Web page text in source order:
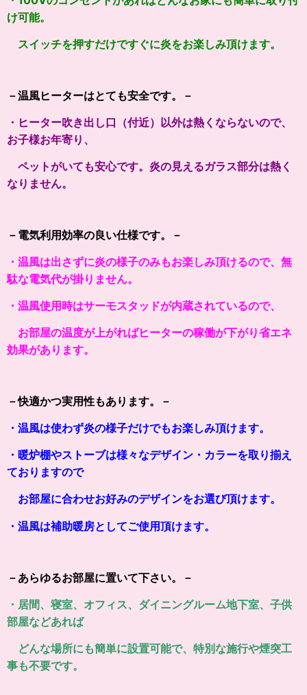
け可能。
スイッチを押すだけですぐに炎をお楽しみ頂けます。
－温風ヒーターはとても安全です。－
・ヒーター吹き出し口（付近）以外は熱くならないので、
お子様お年寄り、
ペットがいても安心です。炎の見えるガラス部分は熱く
なりません。
－電気利用効率の良い仕様です。－
・温風は出さずに炎の様子のみもお楽しみ頂けるので、無
駄な電気代が掛りません。
・温風使用時はサーモスタッドが内蔵されているので、
お部屋の温度が上がればヒーターの稼働が下がり省エネ
効果があります。
－快適かつ実用性もあります。－
・温風は使わず炎の様子だけでもお楽しみ頂けます。
・暖炉棚やストーブは様々なデザイン・カラーを取り揃え
ておりますので
お部屋に合わせお好みのデザインをお選び頂けます。
・温風は補助暖房としてご使用頂けます。
－あらゆるお部屋に置いて下さい。－
・居間、寝室、オフィス、ダイニングルーム地下室、子供
部屋などあれば
どんな場所にも簡単に設置可能で、特別な施行や煙突工
事も不要です。